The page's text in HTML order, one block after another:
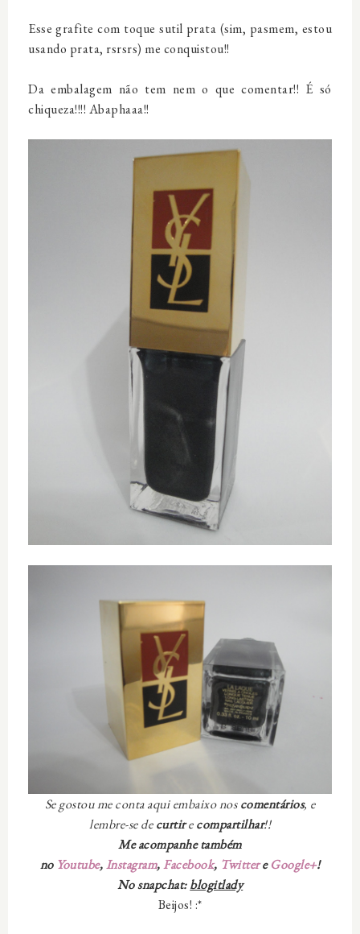
Esse grafite com toque sutil prata (sim, pasmem, estou
usando prata, rsrsrs) me conquistou!!
Da embalagem não tem nem o que comentar!! É só
chiqueza!!!! Abaphaaa!!
Se gostou me conta aqui embaixo noscomentários, e
lembre-se decurtirecompartilhar!!
Me acompanhe também
no Youtube,Instagram,Facebook, TwittereGoogle+!
No snapchat:blogitlady
Beijos! :*